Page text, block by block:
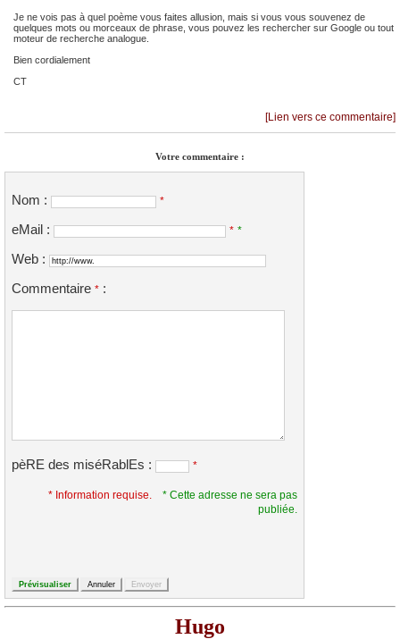
Je ne vois pas à quel poème vous faites allusion, mais si vous vous souvenez de
quelques mots ou morceaux de phrase, vous pouvez les rechercher sur Google ou tout
moteur de recherche analogue.
Bien cordialement
CT
[Lien vers ce commentaire]
Votre commentaire :
Nom : *
eMail : * *
Web :
Commentaire * :
pèRE des miséRablEs : *
* Information requise.
* Cette adresse ne sera pas
publiée.
Hugo